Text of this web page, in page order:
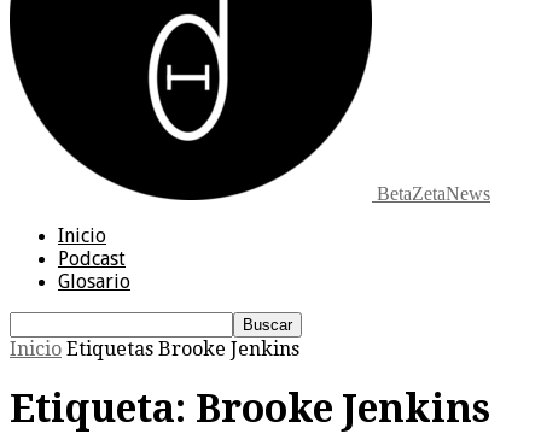
BetaZetaNews
Inicio
Podcast
Glosario
Inicio Etiquetas Brooke Jenkins
Etiqueta: Brooke Jenkins